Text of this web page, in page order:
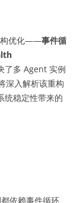
构优化——事件循
了多 Agent 实例
深入解析该重构
统稳定性带来的
依赖事件循环